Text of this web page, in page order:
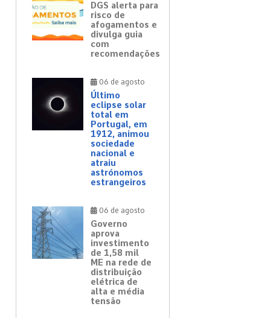
DGS alerta para
risco de
afogamentos e
divulga guia
com
recomendações
06 de agosto
Último
eclipse solar
total em
Portugal, em
1912, animou
sociedade
nacional e
atraiu
astrónomos
estrangeiros
06 de agosto
Governo
aprova
investimento
de 1,58 mil
ME na rede de
distribuição
elétrica de
alta e média
tensão